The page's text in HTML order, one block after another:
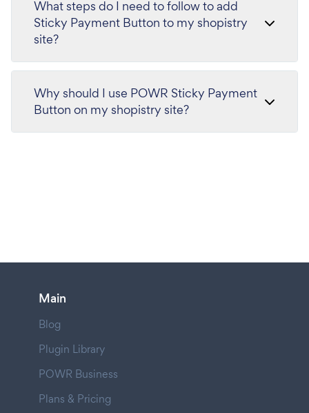
What steps do I need to follow to add
Sticky Payment Button to my shopistry
site?
Why should I use POWR Sticky Payment
Button on my shopistry site?
Main
Blog
Plugin Library
POWR Business
Plans & Pricing